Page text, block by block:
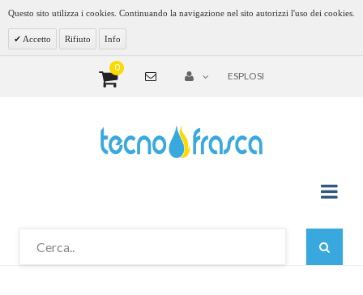
Questo sito utilizza i cookies. Continuando la navigazione nel sito autorizzi l'uso dei cookies.
Accetto Rifiuto Info
0
ESPLOSI